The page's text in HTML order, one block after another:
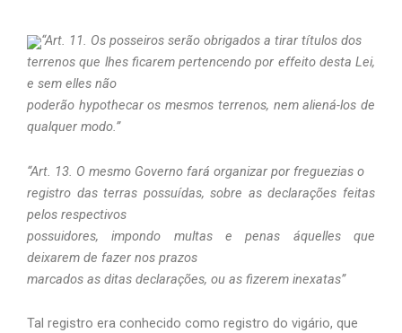
“Art. 11. Os posseiros serão obrigados a tirar títulos dos
terrenos que lhes ficarem pertencendo por effeito desta Lei,
e sem elles não
poderão hypothecar os mesmos terrenos, nem aliená-los de
qualquer modo.”
“Art. 13. O mesmo Governo fará organizar por freguezias o
registro das terras possuídas, sobre as declarações feitas
pelos respectivos
possuidores, impondo multas e penas áquelles que
deixarem de fazer nos prazos
marcados as ditas declarações, ou as fizerem inexatas”
Tal registro era conhecido como registro do vigário, que